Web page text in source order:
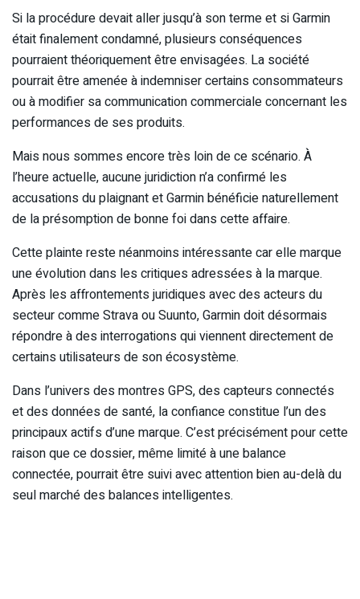
Si la procédure devait aller jusqu’à son terme et si Garmin
était finalement condamné, plusieurs conséquences
pourraient théoriquement être envisagées. La société
pourrait être amenée à indemniser certains consommateurs
ou à modifier sa communication commerciale concernant les
performances de ses produits.
Mais nous sommes encore très loin de ce scénario. À
l’heure actuelle, aucune juridiction n’a confirmé les
accusations du plaignant et Garmin bénéficie naturellement
de la présomption de bonne foi dans cette affaire.
Cette plainte reste néanmoins intéressante car elle marque
une évolution dans les critiques adressées à la marque.
Après les affrontements juridiques avec des acteurs du
secteur comme Strava ou Suunto, Garmin doit désormais
répondre à des interrogations qui viennent directement de
certains utilisateurs de son écosystème.
Dans l’univers des montres GPS, des capteurs connectés
et des données de santé, la confiance constitue l’un des
principaux actifs d’une marque. C’est précisément pour cette
raison que ce dossier, même limité à une balance
connectée, pourrait être suivi avec attention bien au-delà du
seul marché des balances intelligentes.